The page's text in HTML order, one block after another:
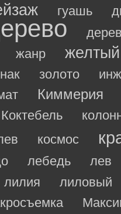
гуашь
жанр желтый
золото
Киммерия
Коктебель
космос
лебедь лев
лилия
лиловый